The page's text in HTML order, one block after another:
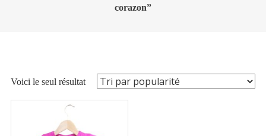
corazon”
Voici le seul résultat